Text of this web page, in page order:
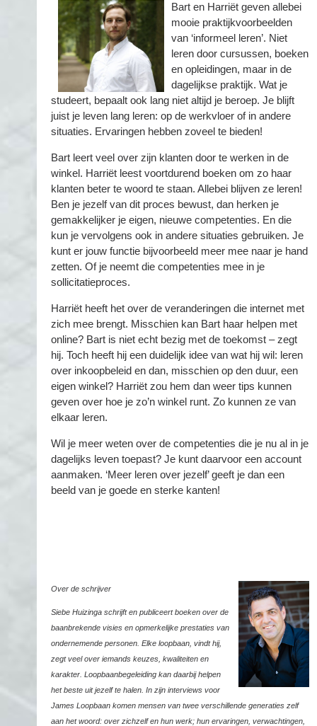
Bart en Harriët geven allebei
mooie praktijkvoorbeelden
van ‘informeel leren’. Niet
leren door cursussen, boeken
en opleidingen, maar in de
dagelijkse praktijk. Wat je
studeert, bepaalt ook lang niet altijd je beroep. Je blijft
juist je leven lang leren: op de werkvloer of in andere
situaties. Ervaringen hebben zoveel te bieden!
Bart leert veel over zijn klanten door te werken in de
winkel. Harriët leest voortdurend boeken om zo haar
klanten beter te woord te staan. Allebei blijven ze leren!
Ben je jezelf van dit proces bewust, dan herken je
gemakkelijker je eigen, nieuwe competenties. En die
kun je vervolgens ook in andere situaties gebruiken. Je
kunt er jouw functie bijvoorbeeld meer mee naar je hand
zetten. Of je neemt die competenties mee in je
sollicitatieproces.
Harriët heeft het over de veranderingen die internet met
zich mee brengt. Misschien kan Bart haar helpen met
online? Bart is niet echt bezig met de toekomst – zegt
hij. Toch heeft hij een duidelijk idee van wat hij wil: leren
over inkoopbeleid en dan, misschien op den duur, een
eigen winkel? Harriët zou hem dan weer tips kunnen
geven over hoe je zo’n winkel runt. Zo kunnen ze van
elkaar leren.
Wil je meer weten over de competenties die je nu al in je
dagelijks leven toepast? Je kunt daarvoor een account
aanmaken. ‘Meer leren over jezelf’ geeft je dan een
beeld van je goede en sterke kanten!
Over de schrijver
Siebe Huizinga schrijft en publiceert boeken over de
baanbrekende visies en opmerkelijke prestaties van
ondernemende personen. Elke loopbaan, vindt hij,
zegt veel over iemands keuzes, kwaliteiten en
karakter. Loopbaanbegeleiding kan daarbij helpen
het beste uit jezelf te halen. In zijn interviews voor
James Loopbaan komen mensen van twee verschillende generaties zelf
aan het woord: over zichzelf en hun werk; hun ervaringen, verwachtingen,